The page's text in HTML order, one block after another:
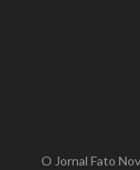
O Jornal Fato